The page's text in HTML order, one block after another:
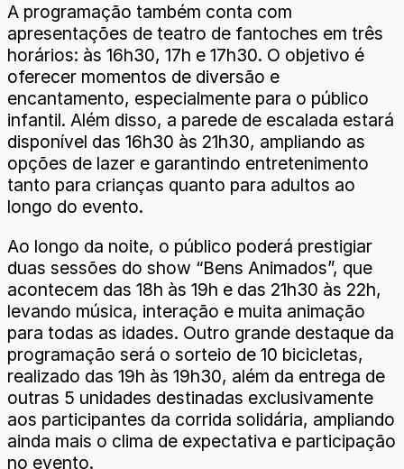
A programação também conta com
apresentações de teatro de fantoches em três
horários: às 16h30, 17h e 17h30. O objetivo é
oferecer momentos de diversão e
encantamento, especialmente para o público
infantil. Além disso, a parede de escalada estará
disponível das 16h30 às 21h30, ampliando as
opções de lazer e garantindo entretenimento
tanto para crianças quanto para adultos ao
longo do evento.
Ao longo da noite, o público poderá prestigiar
duas sessões do show “Bens Animados”, que
acontecem das 18h às 19h e das 21h30 às 22h,
levando música, interação e muita animação
para todas as idades. Outro grande destaque da
programação será o sorteio de 10 bicicletas,
realizado das 19h às 19h30, além da entrega de
outras 5 unidades destinadas exclusivamente
aos participantes da corrida solidária, ampliando
ainda mais o clima de expectativa e participação
no evento.